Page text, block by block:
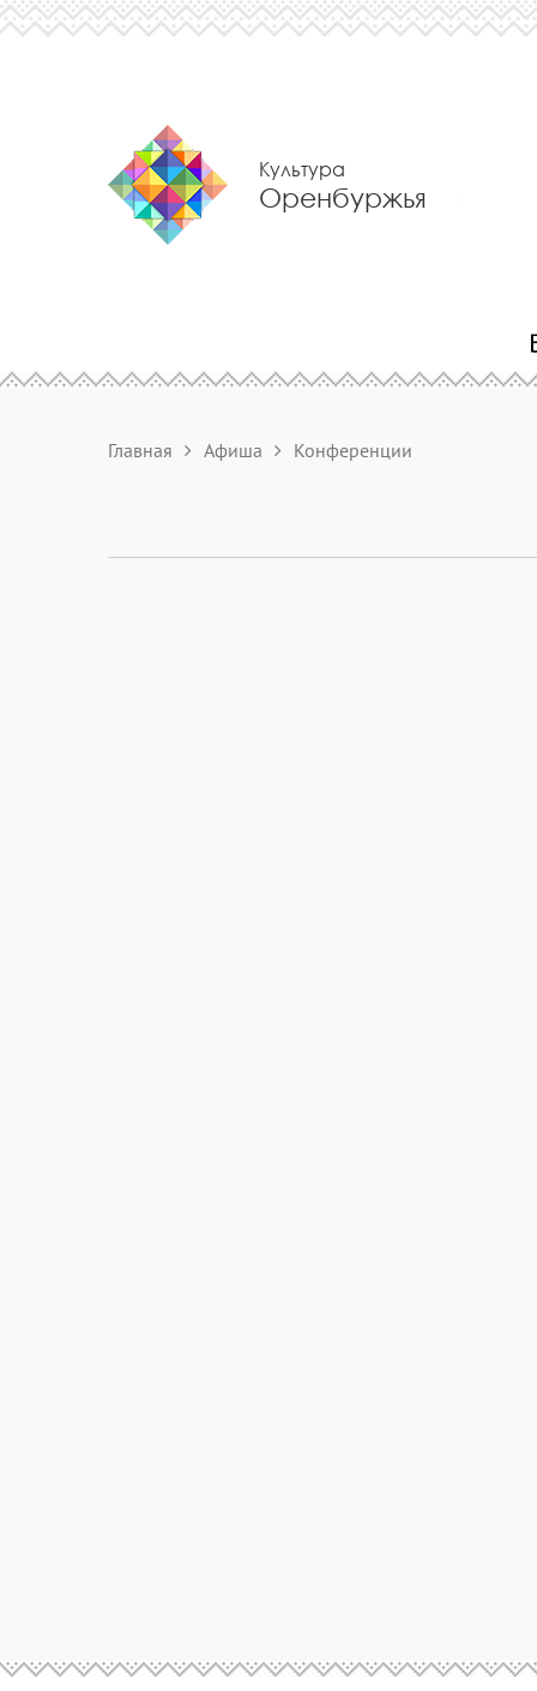
Культура
Оренбуржья
Главная Афиша Конференции